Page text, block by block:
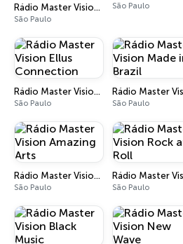
Rádio Master Vision Lounge Master
São Paulo
São Paulo
Rádio Master Vision Ellus Connection
São Paulo São Paulo
Rádio Master Vision Amazing Arts
São Paulo São Paulo